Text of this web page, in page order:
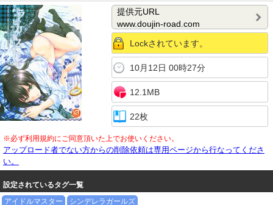
提供元URL
www.doujin-road.com
Lockされています。
10月12日 00時27分
12.1MB
22枚
※必ず利用規約にご同意頂いた上でお使いください。
アップロード者でない方からの削除依頼は専用ページから行なってくださ
い。
設定されているタグ一覧
アイドルマスター
シンデレラガールズ